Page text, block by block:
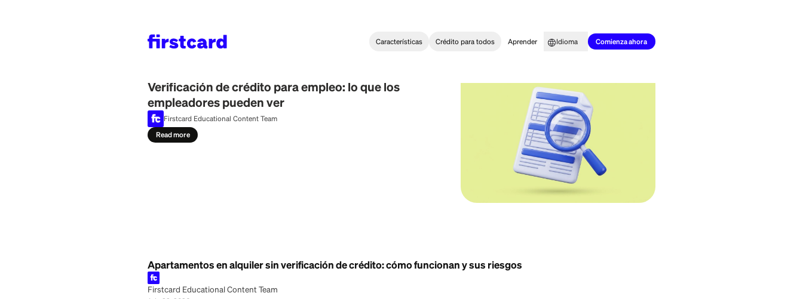
Características Crédito para todos Aprender Idioma
Home>Learn
July 29, 2026
Verificación de crédito para empleo: lo que los
empleadores pueden ver
Firstcard Educational Content Team